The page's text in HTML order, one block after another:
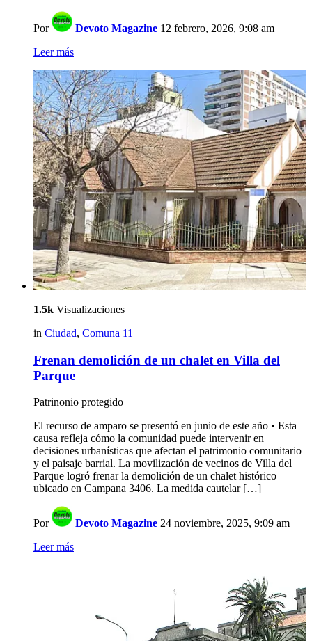
Por Devoto Magazine 12 febrero, 2026, 9:08 am
Leer más
1.5k Visualizaciones
in Ciudad, Comuna 11
Frenan demolición de un chalet en Villa del
Parque
Patrinonio protegido
El recurso de amparo se presentó en junio de este año • Esta
causa refleja cómo la comunidad puede intervenir en
decisiones urbanísticas que afectan el patrimonio comunitario
y el paisaje barrial. La movilización de vecinos de Villa del
Parque logró frenar la demolición de un chalet histórico
ubicado en Campana 3406. La medida cautelar […]
Por Devoto Magazine 24 noviembre, 2025, 9:09 am
Leer más